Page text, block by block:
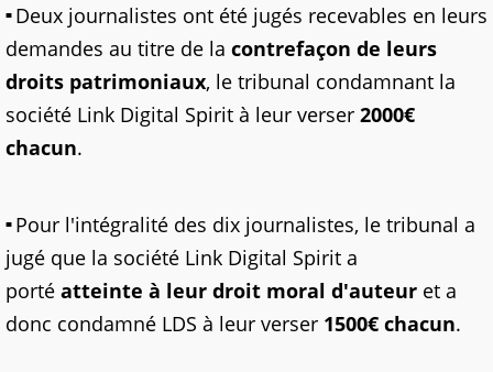
Deux journalistes ont été jugés recevables en leurs
demandes au titre de la contrefaçon de leurs
droits patrimoniaux, le tribunal condamnant la
société Link Digital Spirit à leur verser 2000€
chacun.
Pour l'intégralité des dix journalistes, le tribunal a
jugé que la société Link Digital Spirit a
porté atteinte à leur droit moral d'auteur et a
donc condamné LDS à leur verser 1500€ chacun.